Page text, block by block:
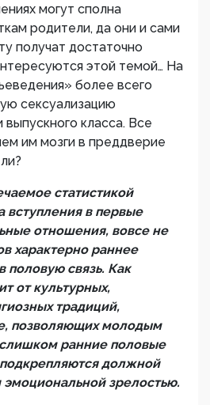
могут сполна
родители, да они и сами
получат достаточно
этой темой… На
более всего
сексуализацию
выпускного класса. Все
им мозги в преддверие
статистикой
вступления в первые
отношения, вовсе не
характерно раннее
половую связь. Как
от культурных,
традиций,
позволяющих молодым
ранние половые
должной
эмоциональной зрелостью.